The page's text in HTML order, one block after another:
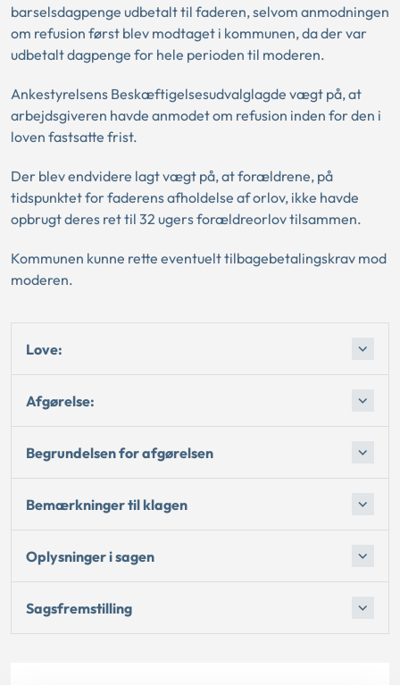
barselsdagpenge udbetalt til faderen, selvom anmodningen
om refusion først blev modtaget i kommunen, da der var
udbetalt dagpenge for hele perioden til moderen.
Ankestyrelsens Beskæftigelsesudvalglagde vægt på, at
arbejdsgiveren havde anmodet om refusion inden for den i
loven fastsatte frist.
Der blev endvidere lagt vægt på, at forældrene, på
tidspunktet for faderens afholdelse af orlov, ikke havde
opbrugt deres ret til 32 ugers forældreorlov tilsammen.
Kommunen kunne rette eventuelt tilbagebetalingskrav mod
moderen.
Love:
Afgørelse:
Begrundelsen for afgørelsen
Bemærkninger til klagen
Oplysninger i sagen
Sagsfremstilling